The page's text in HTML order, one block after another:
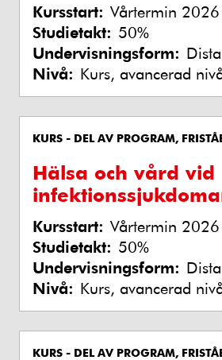
Kursstart: Vårtermin 2026
Studietakt: 50%
Undervisningsform:
Nivå: Kurs, avancerad
KURS - DEL AV PROGRAM,
Hälsa och vård vid
Kursstart: Vårtermin 2026
Studietakt: 50%
Undervisningsform:
Nivå: Kurs, avancerad
KURS - DEL AV PROGRAM,